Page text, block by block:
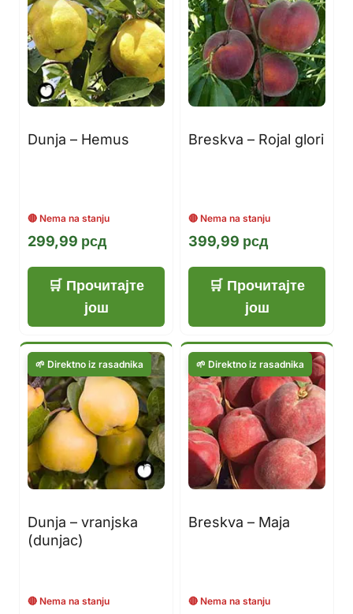
Dunja – Hemus
299,99 рсд
Прочитајте
још
Breskva – Rojal glori
399,99 рсд
Прочитајте
још
Dunja – vranjska
(dunjac)
Breskva – Maja